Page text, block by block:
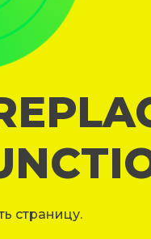
страницу.